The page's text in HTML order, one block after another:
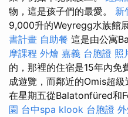
物，這是孩子們的最愛。 新
9,000升的Weyregg水族館
書計畫 自助餐 這是由公寓
摩課程 外燴 嘉義 台胞證 照
的，那裡的住宿是15年內免
成遊覽，而鄰近的Omis超
在星期五從Balatonfüred和
園 台中spa klook 台胞證